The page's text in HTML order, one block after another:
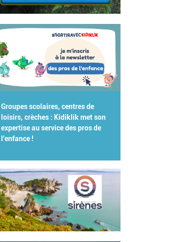
Groupes scolaires, centres de
loisirs, crèches : Kidiklik met son
expertise au service des pros de
l'enfance !